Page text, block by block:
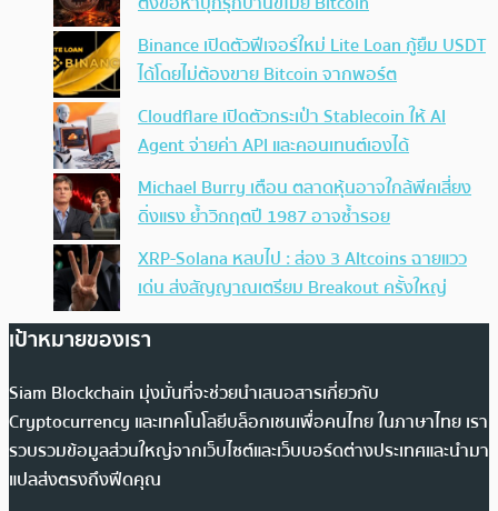
Binance เปิดตัวฟีเจอร์ใหม่ Lite Loan กู้ยืม USDT
ได้โดยไม่ต้องขาย Bitcoin จากพอร์ต
Cloudflare เปิดตัวกระเป๋า Stablecoin ให้ AI
Agent จ่ายค่า API และคอนเทนต์เองได้
Michael Burry เตือน ตลาดหุ้นอาจใกล้พีคเสี่ยง
ดิ่งแรง ย้ำวิกฤตปี 1987 อาจซ้ำรอย
XRP-Solana หลบไป : ส่อง 3 Altcoins ฉายแวว
เด่น ส่งสัญญาณเตรียม Breakout ครั้งใหญ่
เป้าหมายของเรา
Siam Blockchain มุ่งมั่นที่จะช่วยนำเสนอสารเกี่ยวกับ
Cryptocurrency และเทคโนโลยีบล็อกเชนเพื่อคนไทย ในภาษาไทย เรา
รวบรวมข้อมูลส่วนใหญ่จากเว็บไซต์และเว็บบอร์ดต่างประเทศและนำมา
แปลส่งตรงถึงฟีดคุณ